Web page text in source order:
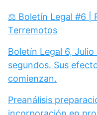
⚖️ Boletín Legal #6 |
Terremotos
Boletín Legal 6,
segundos. Sus
comienzan.
Preanálisis